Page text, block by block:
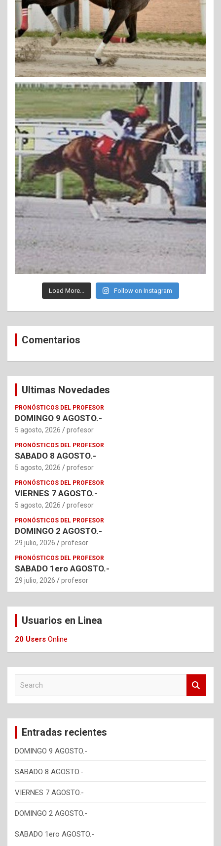
Load More... Follow on Instagram
Comentarios
Ultimas Novedades
PRONÓSTICOS DEL PROFESOR
DOMINGO 9 AGOSTO.-
5 agosto, 2026 profesor
PRONÓSTICOS DEL PROFESOR
SABADO 8 AGOSTO.-
5 agosto, 2026 profesor
PRONÓSTICOS DEL PROFESOR
VIERNES 7 AGOSTO.-
5 agosto, 2026 profesor
PRONÓSTICOS DEL PROFESOR
DOMINGO 2 AGOSTO.-
29 julio, 2026 profesor
PRONÓSTICOS DEL PROFESOR
SABADO 1ero AGOSTO.-
29 julio, 2026 profesor
Usuarios en Linea
20 Users Online
c
Entradas recientes
DOMINGO 9 AGOSTO.-
SABADO 8 AGOSTO.-
VIERNES 7 AGOSTO.-
DOMINGO 2 AGOSTO.-
SABADO 1ero AGOSTO.-